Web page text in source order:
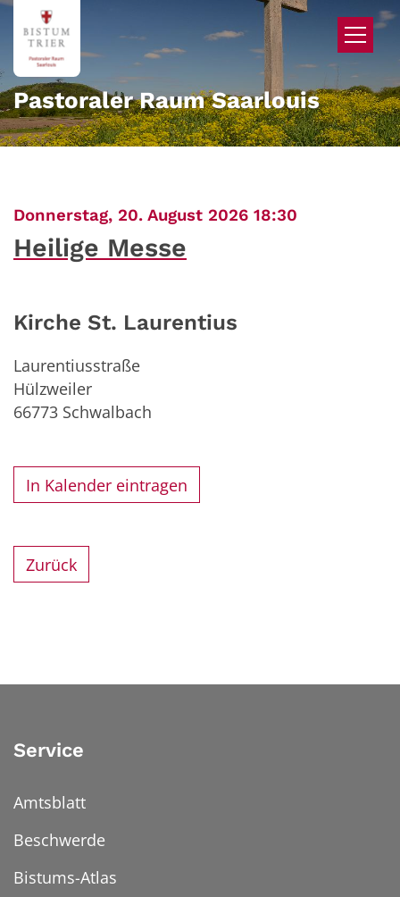
Zum Inhalt springen
Pastoraler Raum Saarlouis
Donnerstag, 20. August 2026 18:30
Heilige Messe
Kirche St. Laurentius
Laurentiusstraße
Hülzweiler
66773 Schwalbach
In Kalender eintragen
Zurück
Service
Amtsblatt
Beschwerde
Bistums-Atlas